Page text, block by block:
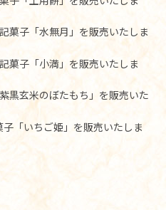
菓子「水無月」を販売いたしま
菓子「小満」を販売いたしま
黒玄米のぼたもち」を販売いた
「いちご姫」を販売いたしま